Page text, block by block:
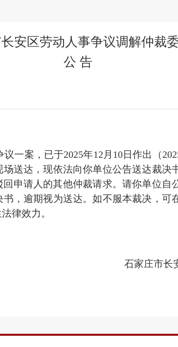
安区劳动人事争议调解仲裁
公 告
一案，已于2025年12月10日作出（
送达，现依法向你单位公告送达裁决
申请人的其他仲裁请求。请你单位自
书，逾期视为送达。如不服本裁决，可
律效力。
石家庄市长